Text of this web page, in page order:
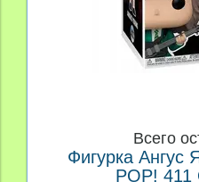
Всего
Фигурка Ангус
POP! 411